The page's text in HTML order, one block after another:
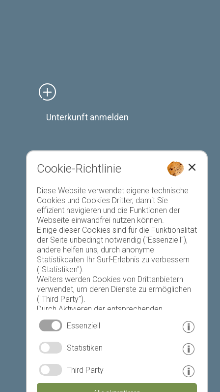
Unterkunft anmelden
Favoriten-Liste
Heute Morgen Mittwoch
19 °C 34 °C
© www.drescher.it - Webdesign in Südtirol
Impressum
Cookie-Richtlinie
Diese Website verwendet eigene technische
Cookies und Cookies Dritter, damit Sie
effizient navigieren und die Funktionen der
Webseite einwandfrei nutzen können.
Einige dieser Cookies sind für die Funktionalität
der Seite unbedingt notwendig ("Essenziell"),
andere helfen uns, durch anonyme
Statistikdaten Ihr Surf-Erlebnis zu verbessern
("Statistiken").
Weiters werden Cookies von Drittanbietern
verwendet, um deren Dienste zu ermöglichen
("Third Party").
Durch Aktivieren der entsprechenden
Schaltflächen entscheiden Sie selbst, welche
Cookies zum Einsatz kommen.
speichern" oder "Auswahl ablehnen" erklären
Cookies erlauben.
Ihre Einwilligung können Sie jederzeit
widerrufen.
Essenziell
Statistiken
Third Party